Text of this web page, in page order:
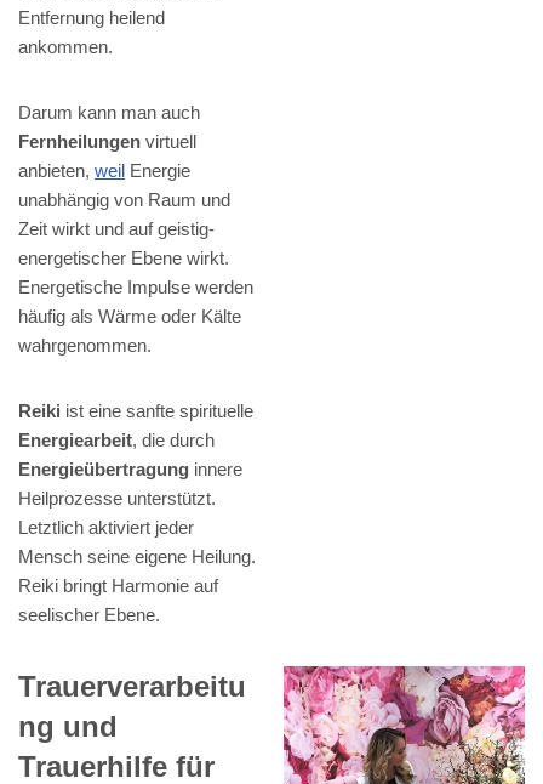
Entfernung heilend
ankommen.
Darum kann man auch
Fernheilungen virtuell
anbieten, weil Energie
unabhängig von Raum und
Zeit wirkt und auf geistig-
energetischer Ebene wirkt.
Energetische Impulse werden
häufig als Wärme oder Kälte
wahrgenommen.
Reiki ist eine sanfte spirituelle
Energiearbeit, die durch
Energieübertragung innere
Heilprozesse unterstützt.
Letztlich aktiviert jeder
Mensch seine eigene Heilung.
Reiki bringt Harmonie auf
seelischer Ebene.
Trauerverarbeitu
ng und
Trauerhilfe für